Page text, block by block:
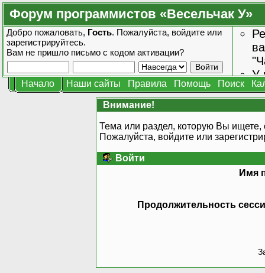
Форум программистов «Весельчак У»
Добро пожаловать, Гость. Пожалуйста, войдите или
зарегистрируйтесь.
Вам не пришло письмо с кодом активации?
У
Начало Наши сайты Правила Помощь Поиск
Внимание!
Тема или раздел, которую Вы ищете,
Пожалуйста, войдите или
Войти
Имя
Продолжительность